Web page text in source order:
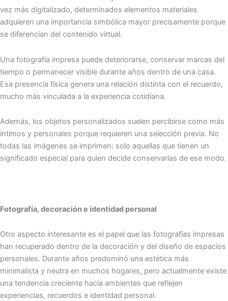
vez más digitalizado, determinados elementos materiales
adquieren una importancia simbólica mayor precisamente porque
se diferencian del contenido virtual.
Una fotografía impresa puede deteriorarse, conservar marcas del
tiempo o permanecer visible durante años dentro de una casa.
Esa presencia física genera una relación distinta con el recuerdo,
mucho más vinculada a la experiencia cotidiana.
Además, los objetos personalizados suelen percibirse como más
íntimos y personales porque requieren una selección previa. No
todas las imágenes se imprimen: solo aquellas que tienen un
significado especial para quien decide conservarlas de ese modo.
Fotografía, decoración e identidad personal
Otro aspecto interesante es el papel que las fotografías impresas
han recuperado dentro de la decoración y del diseño de espacios
personales. Durante años predominó una estética más
minimalista y neutra en muchos hogares, pero actualmente existe
una tendencia creciente hacia ambientes que reflejen
experiencias, recuerdos e identidad personal.